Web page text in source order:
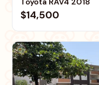
$14,500